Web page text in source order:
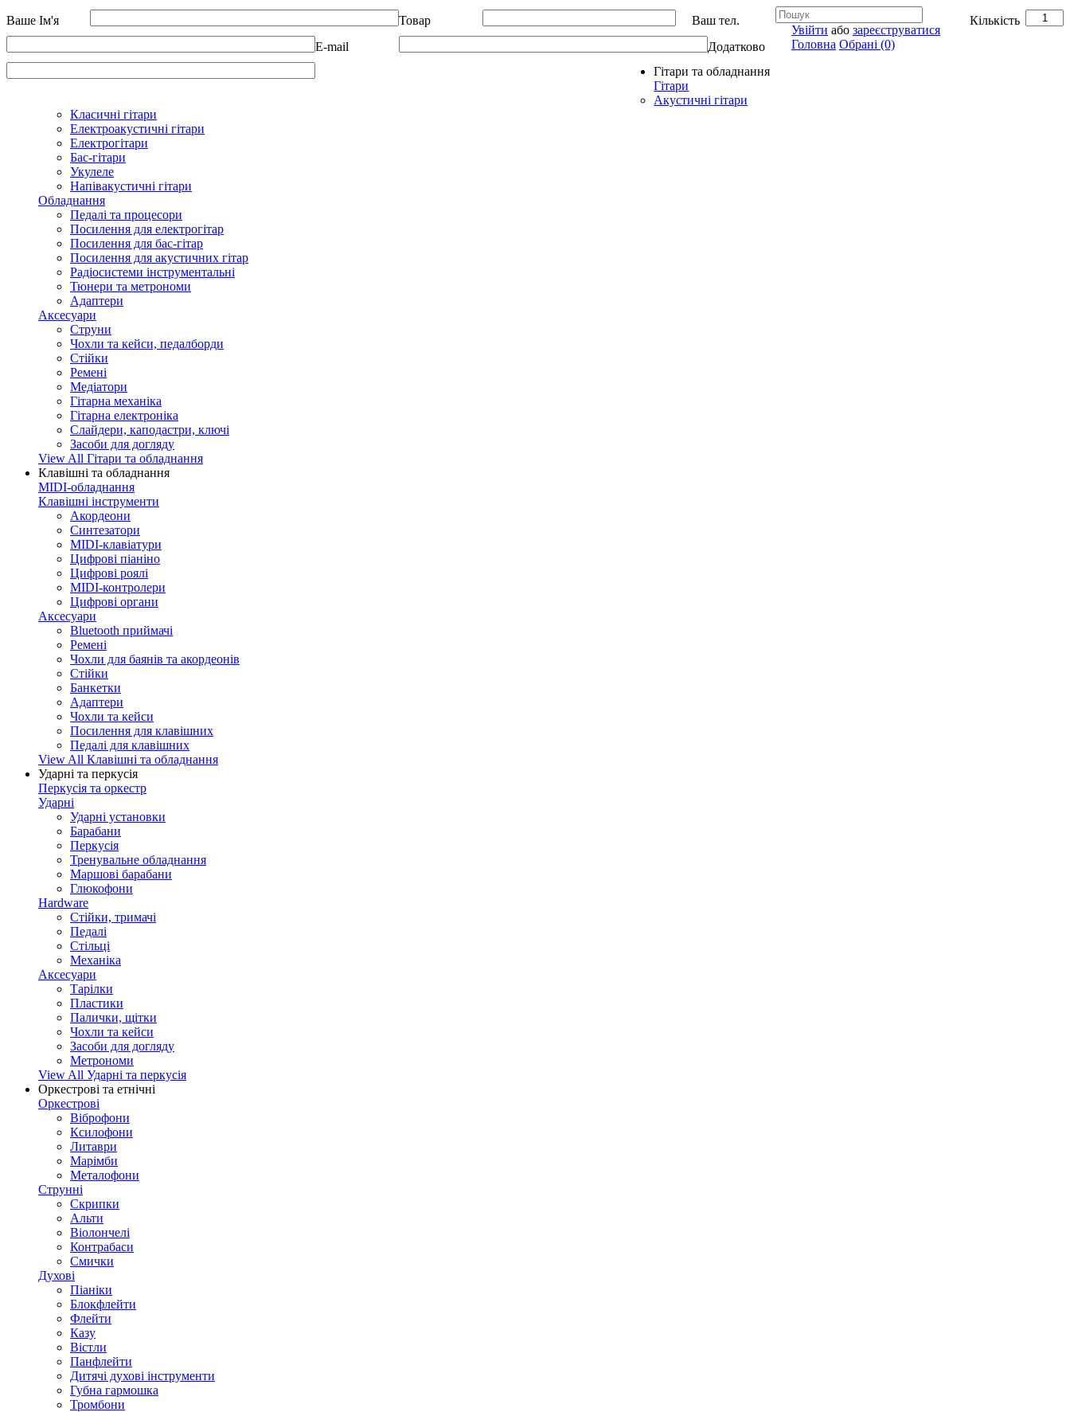
Ваше Ім'я Товар Кількість
Ваш тел.
E-mail
Додатково
Allegro - Music: Музичні інструменти в Україні
Увійти або зареєструватися
Головна Обрані (0)
Гітари та обладнання
Гітари
Акустичні гітари
Класичні гітари
Електроакустичні гітари
Електрогітари
Бас-гітари
Укулеле
Напівакустичні гітари
Обладнання
Педалі та процесори
Посилення для електрогітар
Посилення для бас-гітар
Посилення для акустичних гітар
Радіосистеми інструментальні
Тюнери та метрономи
Адаптери
Аксесуари
Струни
Чохли та кейси, педалборди
Стійки
Ремені
Медіатори
Гітарна механіка
Гітарна електроніка
Слайдери, каподастри, ключі
Засоби для догляду
View All Гітари та обладнання
Клавішні та обладнання
MIDI-обладнання
Клавішні інструменти
Акордеони
Синтезатори
MIDI-клавіатури
Цифрові піаніно
Цифрові роялі
MIDI-контролери
Цифрові органи
Аксесуари
Bluetooth приймачі
Ремені
Чохли для баянів та акордеонів
Стійки
Банкетки
Адаптери
Чохли та кейси
Посилення для клавішних
Педалі для клавішних
View All Клавішні та обладнання
Ударні та перкусія
Перкусія та оркестр
Ударні
Ударні установки
Барабани
Перкусія
Тренувальне обладнання
Маршові барабани
Глюкофони
Hardware
Стійки, тримачі
Педалі
Стільці
Механіка
Аксесуари
Тарілки
Пластики
Палички, щітки
Чохли та кейси
Засоби для догляду
Метрономи
View All Ударні та перкусія
Оркестрові та етнічні
Оркестрові
Віброфони
Ксилофони
Литаври
Марімби
Металофони
Струнні
Скрипки
Альти
Віолончелі
Контрабаси
Смички
Духові
Піаніки
Блокфлейти
Флейти
Казу
Вістли
Панфлейти
Дитячі духові інструменти
Губна гармошка
Тромбони